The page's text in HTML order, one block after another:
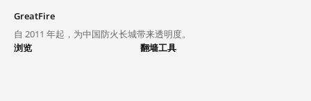
GreatFire
自 2011 年起，为中国防火长城带来透明度。
浏览
翻墙工具